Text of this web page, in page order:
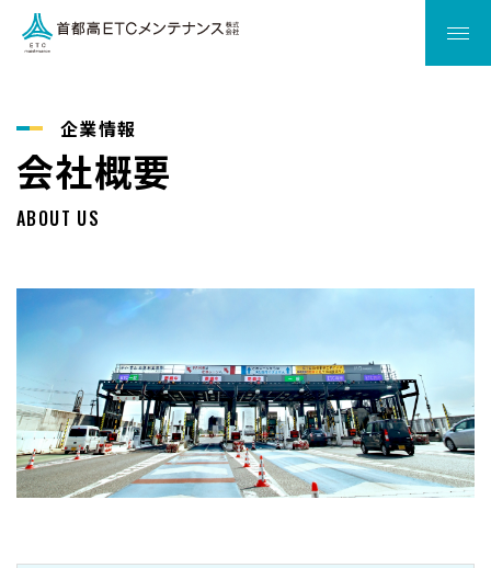
首都高ETCメンテナンス株式会
企業情報
会社概要
ABOUT US